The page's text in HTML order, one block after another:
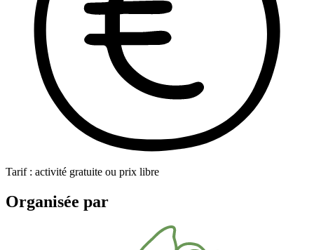
Tarif : activité gratuite ou prix libre
Organisée par